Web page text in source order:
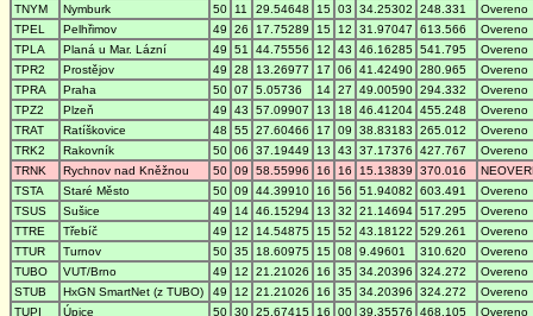
TNYM
Nymburk 50 11 29.54648 15 03 34.25302 248.331
Overeno
TPEL
Pelhřimov 49 26 17.75289 15 12 31.97047 613.566
Overeno
TPLA
Planá u Mar. Lázní 49 51 44.75556 12 43 46.16285 541.795
Overeno
TPR2
Prostějov 49 28 13.26977 17 06 41.42490 280.965
Overeno
TPRA
Praha 50 07 5.05736 14 27 49.00590 294.332
Overeno
TPZ2
Plzeň 49 43 57.09907 13 18 46.41204 455.248
Overeno
TRAT
Ratíškovice 48 55 27.60466 17 09 38.83183 265.012
Overeno
TRK2
Rakovník 50 06 37.19449 13 43 37.17376 427.767
Overeno
TRNK
Rychnov nad Kněžnou 50 09 58.55996 16 16 15.13839 370.016
TSTA
Staré Město 50 09 44.39910 16 56 51.94082 603.491
Overeno
TSUS
Sušice 49 14 46.15294 13 32 21.14694 517.295
Overeno
TTRE
Třebíč 49 12 14.54875 15 52 43.18122 529.261
Overeno
TTUR
Turnov 50 35 18.60975 15 08 9.49601 310.620
Overeno
TUBO
VUT/Brno 49 12 21.21026 16 35 34.20396 324.272
Overeno
STUB
HxGN SmartNet (z TUBO) 49 12 21.21026 16 35 34.20396 324.272
Overeno
TUPI
Úpice 50 30 25.67415 16 00 39.35576 468.105 Overeno